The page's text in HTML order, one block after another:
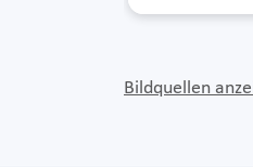
Bildquellen